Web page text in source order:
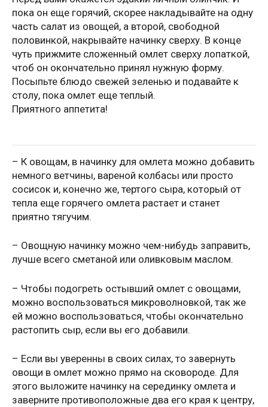
пока он еще горячий, скорее накладывайте на одну
часть салат из овощей, а второй, свободной
половинкой, накрывайте начинку сверху. В конце
чуть прижмите сложенный омлет сверху лопаткой,
чтоб он окончательно принял нужную форму.
Посыпьте блюдо свежей зеленью и подавайте к
столу, пока омлет еще теплый.
Приятного аппетита!
– К овощам, в начинку для омлета можно добавить
немного ветчины, вареной колбасы или просто
сосисок и, конечно же, тертого сыра, который от
тепла еще горячего омлета растает и станет
приятно тягучим.
– Овощную начинку можно чем-нибудь заправить,
лучше всего сметаной или оливковым маслом.
– Чтобы подогреть остывший омлет с овощами,
можно воспользоваться микроволновкой, так же
ей можно воспользоваться, чтобы окончательно
растопить сыр, если вы его добавили.
– Если вы уверенны в своих силах, то завернуть
овощи в омлет можно прямо на сковороде. Для
этого выложите начинку на серединку омлета и
заверните противоположные два его края к центру,